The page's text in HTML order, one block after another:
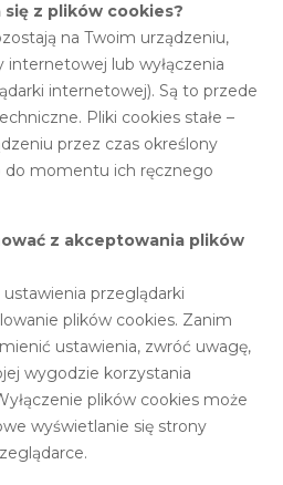
się z plików cookies?
na Twoim urządzeniu,
internetowej lub wyłączenia
internetowej). Są to przede
Pliki cookies stałe –
przez czas określony
do momentu ich ręcznego
z akceptowania plików
przeglądarki
plików cookies. Zanim
ustawienia, zwróć uwagę,
wygodzie korzystania
plików cookies może
wyświetlanie się strony